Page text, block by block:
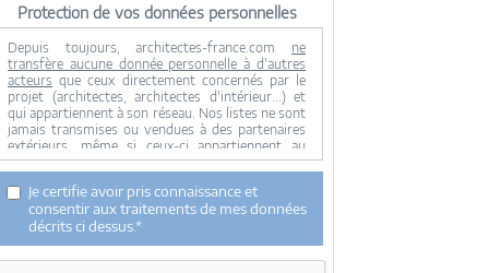
Protection de vos données personnelles
Depuis toujours, architectes-france.com ne
transfère aucune donnée personnelle à d'autres
acteurs que ceux directement concernés par le
projet (architectes, architectes d'intérieur...) et
qui appartiennent à son réseau. Nos listes ne sont
jamais transmises ou vendues à des partenaires
extérieurs, même si ceux-ci appartiennent au
domaine de la construction.
effectuée qu'avec votre consentement.
Je consens à ce que mes données personnelles
soient collectées pour permettre à architectes-
france de transférer votre projet aux architectes.
Seul Architectes-france, ses équipes internes et la
Je certifie avoir pris connaissance et
consentir aux traitements de mes données
décrits ci dessus.*